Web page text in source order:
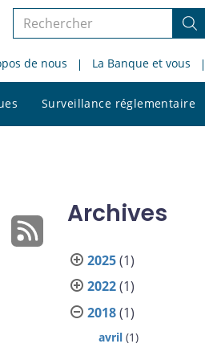
Rechercher
le
site
de nous La Banque et vous
Surveillance réglementaire
Archives
2025(1)
2022(1)
2018(1)
avril (1)